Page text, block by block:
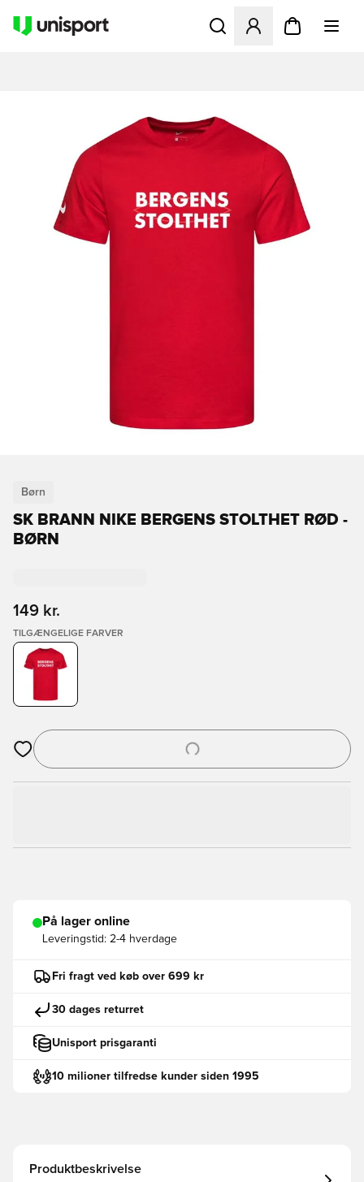
Åbner en Modal til at
Børn
SK BRANN NIKE BERGENS STOLTHET RØD -
BØRN
149 kr.
TILGÆNGELIGE FARVER
Åbner en Modal til at logge ind eller tilmelde dig som medlem
På lager online
Leveringstid: 2-4 hverdage
Fri fragt ved køb over 699 kr
30 dages returret
Unisport prisgaranti
10 milioner tilfredse kunder siden 1995
Produktbeskrivelse